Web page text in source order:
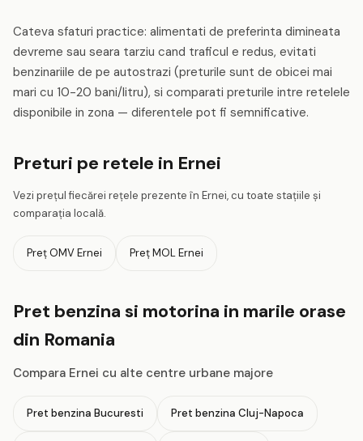
Cateva sfaturi practice: alimentati de preferinta dimineata
devreme sau seara tarziu cand traficul e redus, evitati
benzinariile de pe autostrazi (preturile sunt de obicei mai
mari cu 10-20 bani/litru), si comparati preturile intre retelele
disponibile in zona — diferentele pot fi semnificative.
Preturi pe retele in Ernei
Vezi prețul fiecărei rețele prezente în Ernei, cu toate stațiile și
comparația locală.
Preț OMV Ernei Preț MOL Ernei
Pret benzina si motorina in marile orase
din Romania
Compara Ernei cu alte centre urbane majore
Pret benzina Bucuresti Pret benzina Cluj-Napoca